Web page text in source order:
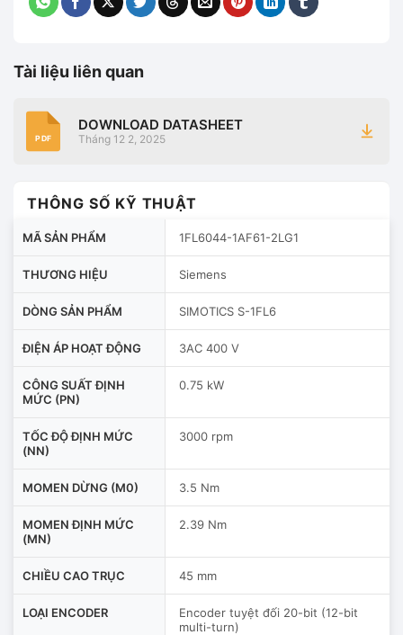
Tài liệu liên quan
PDF
DOWNLOAD DATASHEET
Tháng 12 2, 2025
THÔNG SỐ KỸ THUẬT
MÃ SẢN PHẨM 1FL6044-1AF61-2LG1
THƯƠNG HIỆU Siemens
DÒNG SẢN PHẨM SIMOTICS S-1FL6
ĐIỆN ÁP HOẠT ĐỘNG 3AC 400 V
CÔNG SUẤT ĐỊNH
MỨC (PN)
0.75 kW
TỐC ĐỘ ĐỊNH MỨC
(NN)
3000 rpm
MOMEN DỪNG (M0) 3.5 Nm
MOMEN ĐỊNH MỨC
(MN)
2.39 Nm
CHIỀU CAO TRỤC 45 mm
LOẠI ENCODER
Encoder tuyệt đối 20-bit (12-bit
multi-turn)